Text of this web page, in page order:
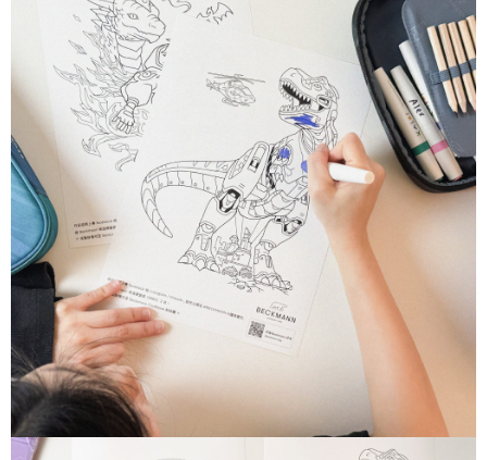
每筆NT$80，滿NT$999(含以上)免運費
貨到付款
每筆NT$80，滿NT$999(含以上)免運費